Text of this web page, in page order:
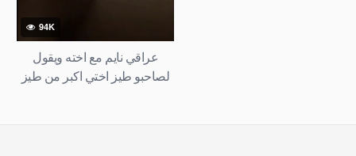
94K
عراقي نايم مع اخته ويقول
لصاحبو طيز اختي اكبر من طيز